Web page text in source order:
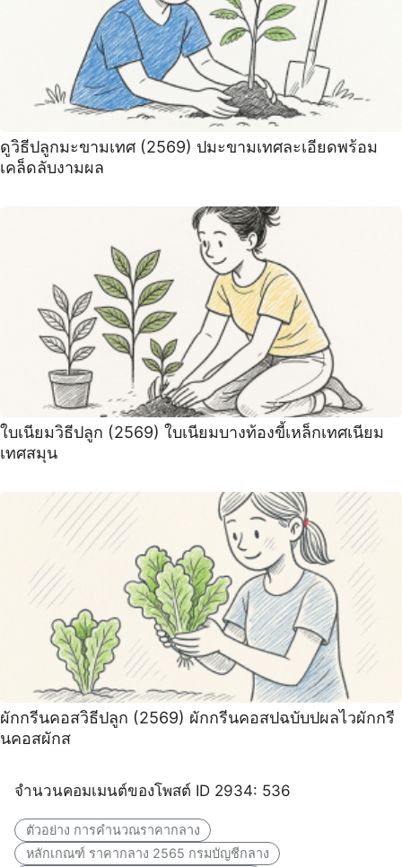
ดูวิธีปลูกมะขามเทศ (2569) ปมะขามเทศละเอียดพร้อม
เคล็ดลับงามผล
ใบเนียมวิธีปลูก (2569) ใบเนียมบางท้องขี้เหล็กเทศเนียม
เทศสมุน
ผักกรีนคอสวิธีปลูก (2569) ผักกรีนคอสปฉบับปผลไวผักกรี
นคอสผักส
จำนวนคอมเมนต์ของโพสต์ ID 2934: 536
ตัวอย่าง การคำนวณราคากลาง
หลักเกณฑ์ ราคากลาง 2565 กรมบัญชีกลาง